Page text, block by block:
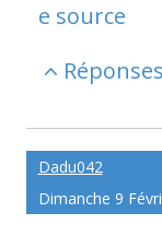
e source
Réponses
Dadu042
Dimanche 9